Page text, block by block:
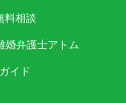
料相談
婚弁護士アトム
イド